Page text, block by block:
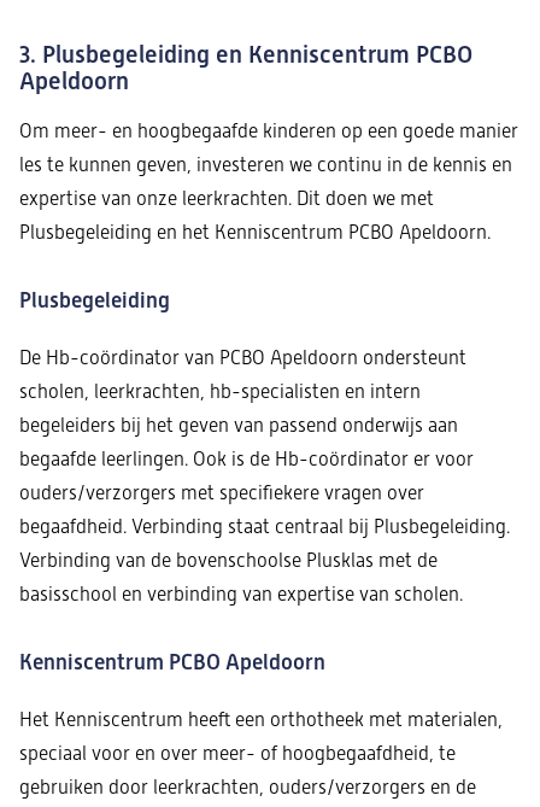
3. Plusbegeleiding en Kenniscentrum PCBO
Apeldoorn
Om meer- en hoogbegaafde kinderen op een goede manier
les te kunnen geven, investeren we continu in de kennis en
expertise van onze leerkrachten. Dit doen we met
Plusbegeleiding en het Kenniscentrum PCBO Apeldoorn.
Plusbegeleiding
De Hb-coördinator van PCBO Apeldoorn ondersteunt
scholen, leerkrachten, hb-specialisten en intern
begeleiders bij het geven van passend onderwijs aan
begaafde leerlingen. Ook is de Hb-coördinator er voor
ouders/verzorgers met specifiekere vragen over
begaafdheid. Verbinding staat centraal bij Plusbegeleiding.
Verbinding van de bovenschoolse Plusklas met de
basisschool en verbinding van expertise van scholen.
Kenniscentrum PCBO Apeldoorn
Het Kenniscentrum heeft een orthotheek met materialen,
speciaal voor en over meer- of hoogbegaafdheid, te
gebruiken door leerkrachten, ouders/verzorgers en de